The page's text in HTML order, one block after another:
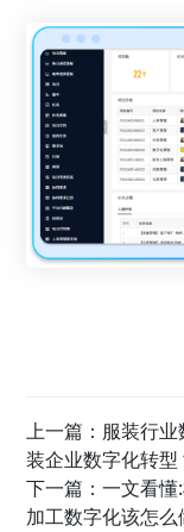
上一篇： 服装行
装企业数字化转型
下一篇：一文看懂
加工数字化该怎么